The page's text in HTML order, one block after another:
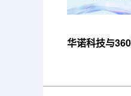
华诺科技与